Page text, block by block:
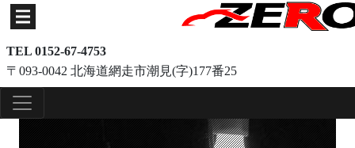
TEL 0152-67-4753
〒093-0042 北海道網走市潮見(字)177番25